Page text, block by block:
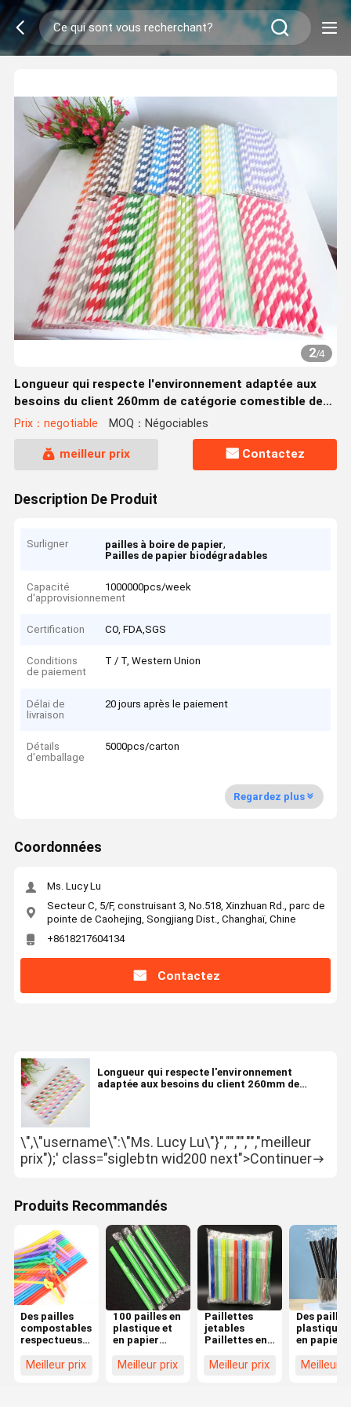
2/4
Longueur qui respecte l'environnement adaptée aux
besoins du client 260mm de catégorie comestible de
pailles de plastique et de papier
Prix：negotiable MOQ：Négociables
meilleur prix Contactez
Description De Produit
Surligner pailles à boire de papier,
Pailles de papier biodégradables
Capacité
d'approvisionnement
1000000pcs/week
Certification CO, FDA,SGS
Conditions
de paiement
T / T, Western Union
Délai de
livraison
20 jours après le paiement
Détails
d'emballage
5000pcs/carton
Regardez plus
Coordonnées
Ms. Lucy Lu
Secteur C, 5/F, construisant 3, No.518, Xinzhuan Rd., parc de
pointe de Caohejing, Songjiang Dist., Changhaï, Chine
+8618217604134
Contactez
Longueur qui respecte l'environnement
adaptée aux besoins du client 260mm de
\",\"username\":\"Ms. Lucy Lu\"}","","","","meilleur
prix");' class="siglebtn wid200 next">Continuer
Produits Recommandés
Des pailles
compostables
respectueuses
l'environnement:
une solution
Meilleur prix
100 pailles en
plastique et
en papier
adaptées aux
Meilleur prix
Paillettes
jetables
Paillettes en
en papier
adaptées aux
Meilleur prix
Des pailles
plastique
en papier
Meilleur